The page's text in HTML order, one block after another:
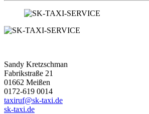
Sandy Kretzschman
Fabrikstraße 21
01662 Meißen
0172-619 0014
taxiruf@sk-taxi.de
sk-taxi.de